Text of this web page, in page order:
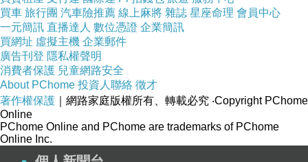
買車 旅行團 汽車險推薦 線上麻將 雜誌 星座命理 會員中心
一元簡訊 直播達人 數位憑證 企業簡訊
買網址 虛擬主機 企業郵件
廣告刊登 隱私權聲明
消費者保護 兒童網路安全
About PChome 投資人聯絡 徵才
著作權保護 ｜網路家庭版權所有、轉載必究 ‧Copyright PChome
Online
PChome Online and PChome are trademarks of PChome
Online Inc.